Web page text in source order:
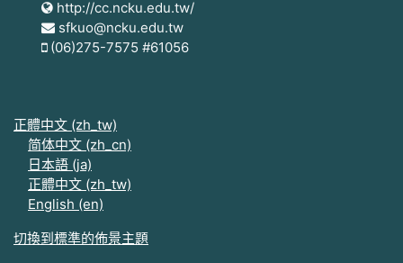
http://cc.ncku.edu.tw/
sfkuo@ncku.edu.tw
(06)275-7575 #61056
正體中文 ‎(zh_tw)‎
简体中文 ‎(zh_cn)‎
日本語 ‎(ja)‎
正體中文 ‎(zh_tw)‎
English ‎(en)‎
切換到標準的佈景主題